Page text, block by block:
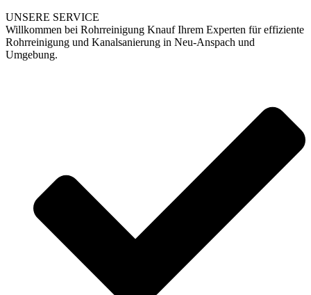
UNSERE SERVICE
Willkommen bei Rohrreinigung Knauf Ihrem Experten für effiziente
Rohrreinigung und Kanalsanierung in Neu-Anspach und
Umgebung.